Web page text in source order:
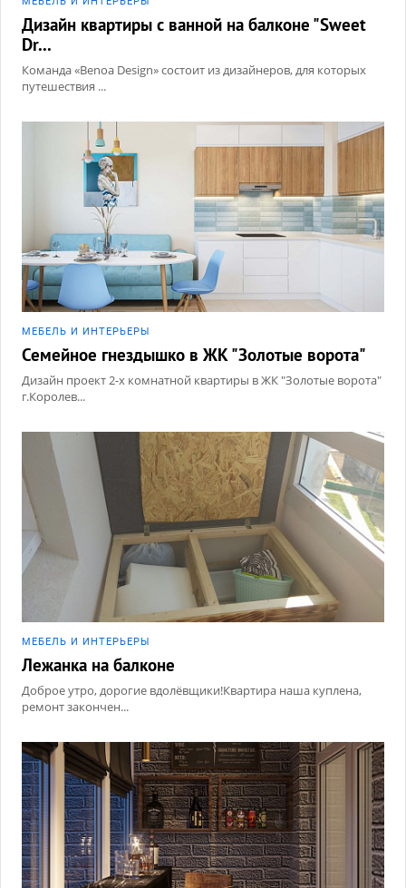
Дизайн квартиры с ванной на балконе "Sweet
Dr...
Команда «Benoa Design» состоит из дизайнеров, для которых
путешествия ...
МЕБЕЛЬ И ИНТЕРЬЕРЫ
Семейное гнездышко в ЖК "Золотые ворота"
Дизайн проект 2-х комнатной квартиры в ЖК "Золотые ворота"
г.Королев...
МЕБЕЛЬ И ИНТЕРЬЕРЫ
Лежанка на балконе
Доброе утро, дорогие вдолёвщики!Квартира наша куплена,
ремонт закончен...